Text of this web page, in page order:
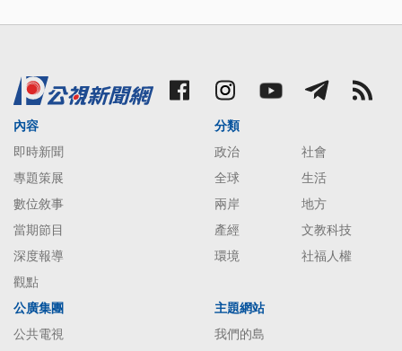
內容
即時新聞
專題策展
數位敘事
當期節目
深度報導
觀點
分類
政治
社會
全球
生活
兩岸
地方
產經
文教科技
環境
社福人權
公廣集團
公共電視
主題網站
我們的島